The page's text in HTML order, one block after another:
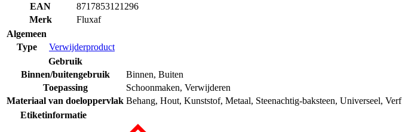
EAN
8717853121296
Merk
Fluxaf
Algemeen
Type
Verwijderproduct
Gebruik
Binnen/buitengebruik
Binnen, Buiten
Toepassing
Schoonmaken, Verwijderen
Materiaal van doeloppervlak Behang, Hout, Kunststof, Metaal, Steenachtig-baksteen, Universeel, Verf
Etiketinformatie